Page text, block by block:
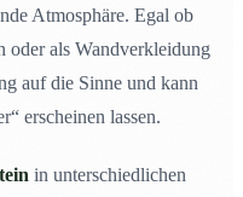
Atmosphäre. Egal ob
oder als Wandverkleidung
auf die Sinne und kann
erscheinen lassen.
in unterschiedlichen